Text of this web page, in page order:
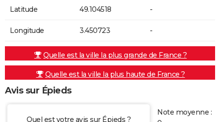
Latitude 49.104518 -
Longitude 3.450723 -
Quelle est la ville la plus grande de France ?
Quelle est la ville la plus haute de France ?
Avis sur Épieds
Quel est votre avis sur Épieds ?
Note moyenne :